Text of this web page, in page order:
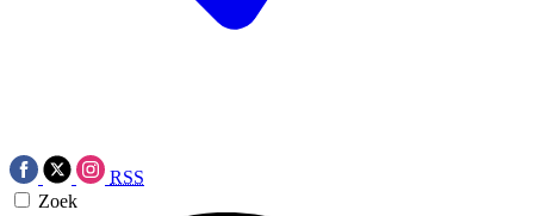
RSS
Zoek